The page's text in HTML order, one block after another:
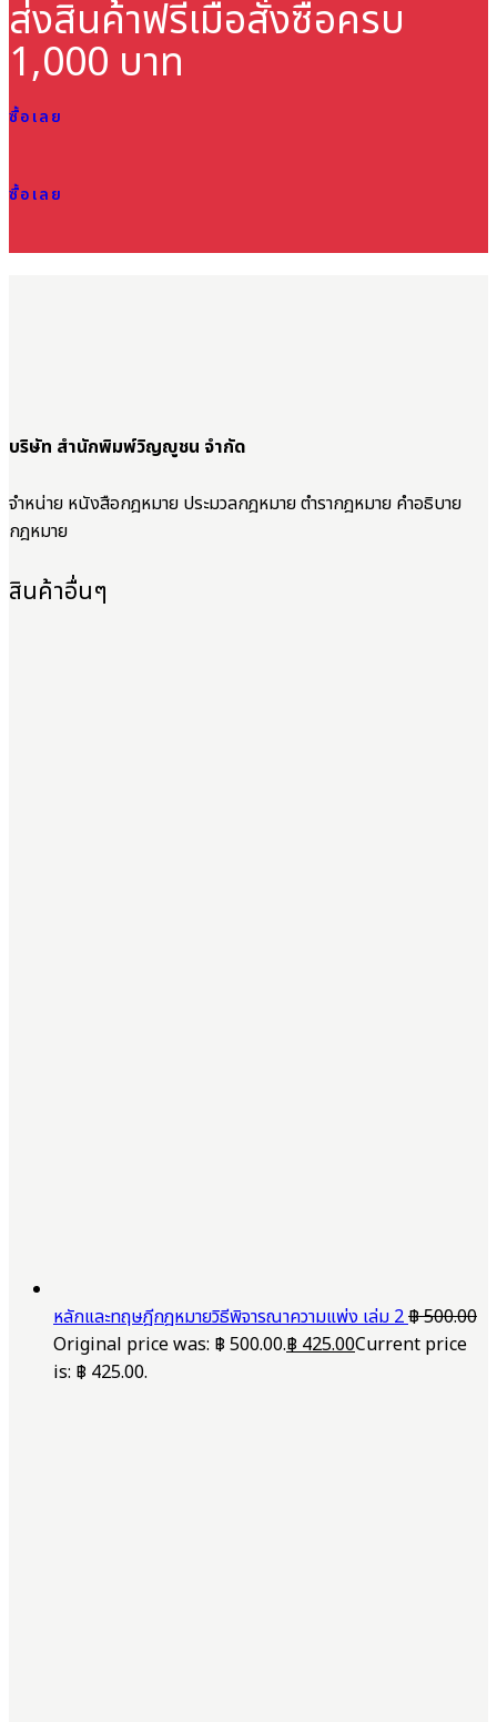
ส่งสินค้าฟรีเมื่อสั่งซื้อครบ
1,000 บาท
ซื้อเลย
ซื้อเลย
บริษัท สำนักพิมพ์วิญญูชน จำกัด
จำหน่าย หนังสือกฎหมาย ประมวลกฎหมาย ตำรากฎหมาย คำอธิบาย
กฎหมาย
สินค้าอื่นๆ
หลักและทฤษฎีกฎหมายวิธีพิจารณาความแพ่ง เล่ม 2฿500.00
Original price was: ฿ 500.00.฿425.00Current price
is: ฿ 425.00.